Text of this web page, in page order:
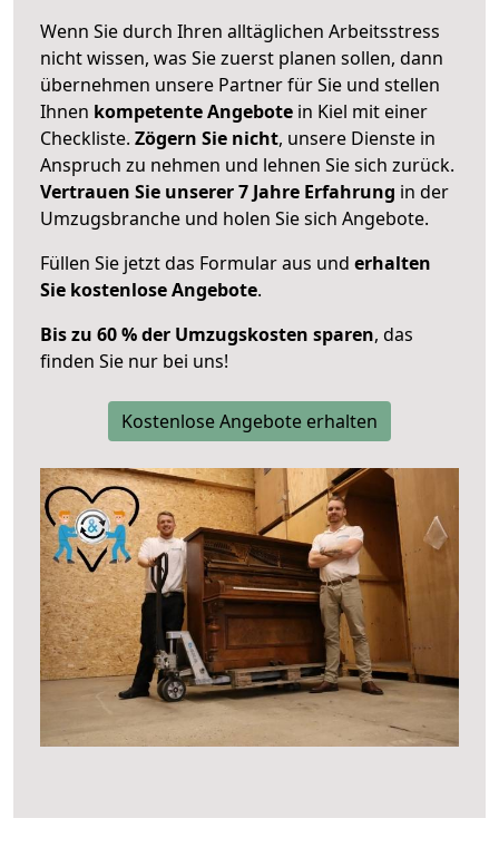
Wenn Sie durch Ihren alltäglichen Arbeitsstress
nicht wissen, was Sie zuerst planen sollen, dann
übernehmen unsere Partner für Sie und stellen
Ihnen kompetente Angebote in Kiel mit einer
Checkliste. Zögern Sie nicht, unsere Dienste in
Anspruch zu nehmen und lehnen Sie sich zurück.
Vertrauen Sie unserer 7 Jahre Erfahrung in der
Umzugsbranche und holen Sie sich Angebote.
Füllen Sie jetzt das Formular aus und erhalten
Sie kostenlose Angebote.
Bis zu 60 % der Umzugskosten sparen, das
finden Sie nur bei uns!
Kostenlose Angebote erhalten